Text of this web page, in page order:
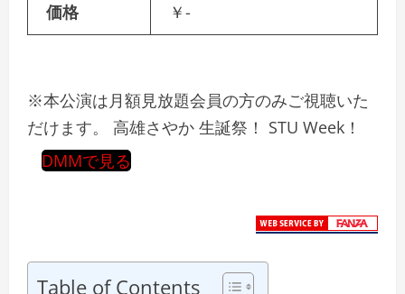
価格 ￥-
※本公演は月額見放題会員の方のみご視聴いた
だけます。 高雄さやか 生誕祭！ STU Week！
DMMで見る
Table of Contents